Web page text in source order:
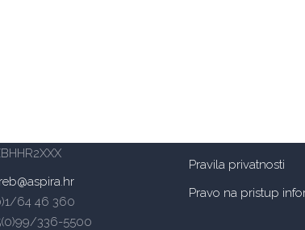
64 46 360
336-5500
Pravila privatnosti
Pravo na pristup